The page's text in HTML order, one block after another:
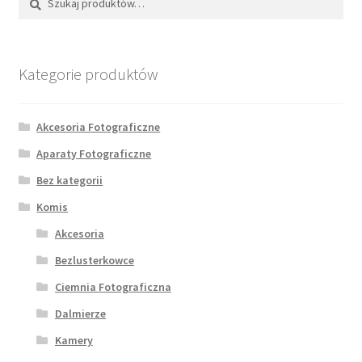
Kategorie produktów
Akcesoria Fotograficzne
Aparaty Fotograficzne
Bez kategorii
Komis
Akcesoria
Bezlusterkowce
Ciemnia Fotograficzna
Dalmierze
Kamery